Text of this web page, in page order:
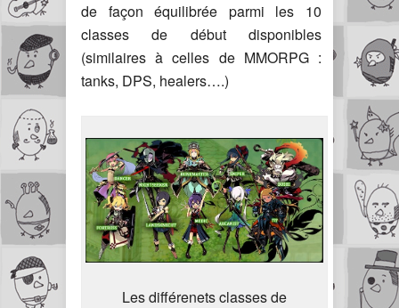
de façon équilibrée parmi les 10
classes de début disponibles
(similaires à celles de MMORPG :
tanks, DPS, healers….)
Les différenets classes de